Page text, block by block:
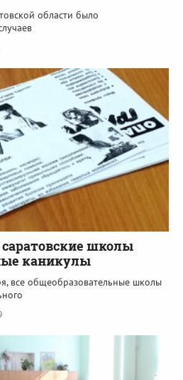
области было
школы
каникулы
все общеобразовательные школы